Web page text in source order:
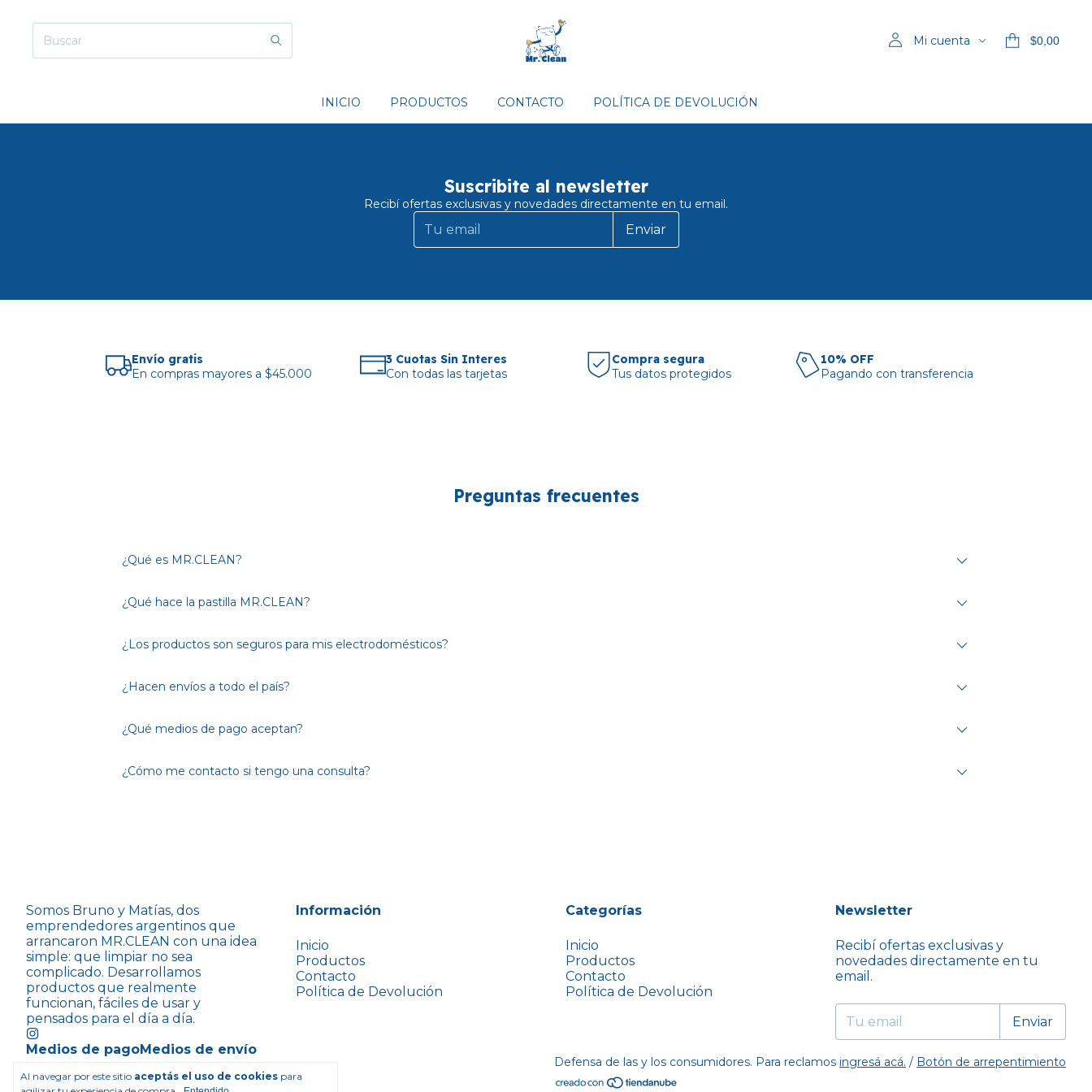
Mi cuenta $0,00
INICIO PRODUCTOS CONTACTO POLÍTICA DE DEVOLUCIÓN
Al navegar por este sitio aceptás el uso de cookies para
Suscribite al newsletter
Recibí ofertas exclusivas y novedades directamente en tu email.
Enviar
Envío gratis
En compras mayores a $45.000
3 Cuotas Sin Interes
Con todas las tarjetas
Compra segura
Tus datos protegidos
10% OFF
Pagando con transferencia
Preguntas frecuentes
¿Qué es MR.CLEAN?
¿Qué hace la pastilla MR.CLEAN?
¿Los productos son seguros para mis electrodomésticos?
¿Hacen envíos a todo el país?
¿Qué medios de pago aceptan?
¿Cómo me contacto si tengo una consulta?
Somos Bruno y Matías, dos
emprendedores argentinos que
arrancaron MR.CLEAN con una idea
simple: que limpiar no sea
complicado. Desarrollamos
productos que realmente
funcionan, fáciles de usar y
pensados para el día a día.
Información
Inicio
Productos
Contacto
Política de Devolución
Categorías
Inicio
Productos
Contacto
Política de Devolución
Newsletter
Recibí ofertas exclusivas y
novedades directamente en tu
email.
Medios de pagoMedios de envío
Defensa de las y los consumidores. Para reclamos ingresá acá. / Botón de arrepentimiento